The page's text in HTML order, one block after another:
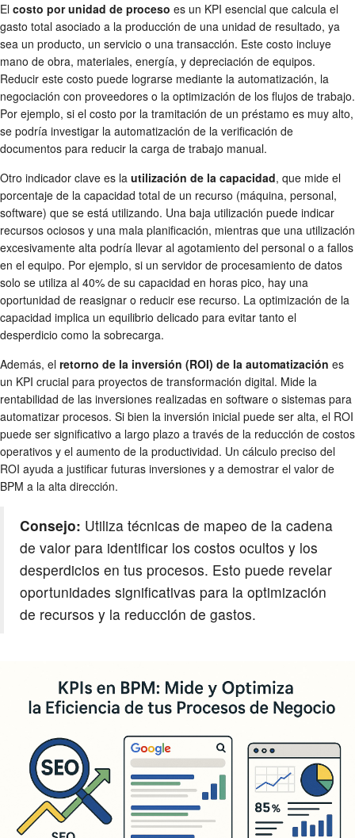
El costo por unidad de proceso es un KPI esencial que calcula el
gasto total asociado a la producción de una unidad de resultado, ya
sea un producto, un servicio o una transacción. Este costo incluye
mano de obra, materiales, energía, y depreciación de equipos.
Reducir este costo puede lograrse mediante la automatización, la
negociación con proveedores o la optimización de los flujos de trabajo.
Por ejemplo, si el costo por la tramitación de un préstamo es muy alto,
se podría investigar la automatización de la verificación de
documentos para reducir la carga de trabajo manual.
Otro indicador clave es la utilización de la capacidad, que mide el
porcentaje de la capacidad total de un recurso (máquina, personal,
software) que se está utilizando. Una baja utilización puede indicar
recursos ociosos y una mala planificación, mientras que una utilización
excesivamente alta podría llevar al agotamiento del personal o a fallos
en el equipo. Por ejemplo, si un servidor de procesamiento de datos
solo se utiliza al 40% de su capacidad en horas pico, hay una
oportunidad de reasignar o reducir ese recurso. La optimización de la
capacidad implica un equilibrio delicado para evitar tanto el
desperdicio como la sobrecarga.
Además, el retorno de la inversión (ROI) de la automatización es
un KPI crucial para proyectos de transformación digital. Mide la
rentabilidad de las inversiones realizadas en software o sistemas para
automatizar procesos. Si bien la inversión inicial puede ser alta, el ROI
puede ser significativo a largo plazo a través de la reducción de costos
operativos y el aumento de la productividad. Un cálculo preciso del
ROI ayuda a justificar futuras inversiones y a demostrar el valor de
BPM a la alta dirección.
Consejo: Utiliza técnicas de mapeo de la cadena
de valor para identificar los costos ocultos y los
desperdicios en tus procesos. Esto puede revelar
oportunidades significativas para la optimización
de recursos y la reducción de gastos.